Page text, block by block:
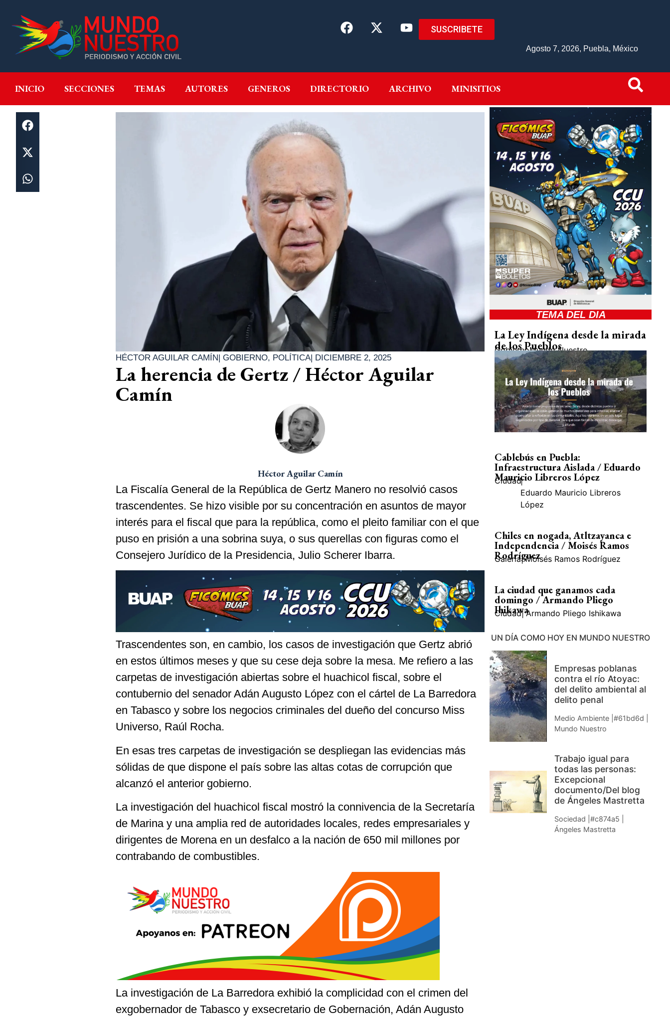
SUSCRIBETE
Agosto 7, 2026, Puebla, México
INICIO SECCIONES TEMAS AUTORES GENEROS DIRECTORIO ARCHIVO MINISITIOS
INICIO SECCIONES GENEROS DIRECTORIO ARCHIVO MINISITIOS
HÉCTOR AGUILAR CAMÍN| GOBIERNO, POLÍTICA| DICIEMBRE 2, 2025
La herencia de Gertz / Héctor Aguilar
Camín
Héctor Aguilar Camín
La Fiscalía General de la República de Gertz Manero no resolvió casos
trascendentes. Se hizo visible por su concentración en asuntos de mayor
interés para el fiscal que para la república, como el pleito familiar con el que
puso en prisión a una sobrina suya, o sus querellas con figuras como el
Consejero Jurídico de la Presidencia, Julio Scherer Ibarra.
Trascendentes son, en cambio, los casos de investigación que Gertz abrió
en estos últimos meses y que su cese deja sobre la mesa. Me refiero a las
carpetas de investigación abiertas sobre el huachicol fiscal, sobre el
contubernio del senador Adán Augusto López con el cártel de La Barredora
en Tabasco y sobre los negocios criminales del dueño del concurso Miss
Universo, Raúl Rocha.
En esas tres carpetas de investigación se despliegan las evidencias más
sólidas de que dispone el país sobre las altas cotas de corrupción que
alcanzó el anterior gobierno.
La investigación del huachicol fiscal mostró la connivencia de la Secretaría
de Marina y una amplia red de autoridades locales, redes empresariales y
dirigentes de Morena en un desfalco a la nación de 650 mil millones por
contrabando de combustibles.
La investigación de La Barredora exhibió la complicidad con el crimen del
exgobernador de Tabasco y exsecretario de Gobernación, Adán Augusto
TEMA DEL DIA
La Ley Indígena desde la mirada
de los Pueblos
GobiernoMundo Nuestro
Cablebús en Puebla:
Infraestructura Aislada / Eduardo
Mauricio Libreros López
Ciudad|
Eduardo Mauricio Libreros
López
Chiles en nogada, Atltzayanca e
Independencia / Moisés Ramos
Rodríguez
Galería| Moisés Ramos Rodríguez
La ciudad que ganamos cada
domingo / Armando Pliego
Ihikawa
Ciudad| Armando Pliego Ishikawa
UN DÍA COMO HOY EN MUNDO NUESTRO
Empresas poblanas
contra el río Atoyac:
del delito ambiental al
delito penal
Medio Ambiente |#61bd6d |
Mundo Nuestro
Trabajo igual para
todas las personas:
Excepcional
documento/Del blog
de Ángeles Mastretta
Sociedad |#c874a5 |
Ángeles Mastretta